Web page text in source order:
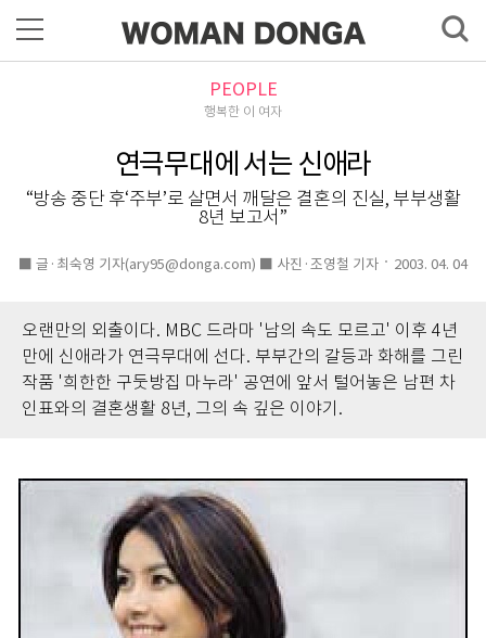
PEOPLE
행복한 이 여자
연극무대에 서는 신애라
“방송 중단 후‘주부’로 살면서 깨달은 결혼의 진실, 부부생활
8년 보고서”
■ 글·최숙영 기자(ary95@donga.com) ■ 사진·조영철 기자 2003. 04. 04
오랜만의 외출이다. MBC 드라마 '남의 속도 모르고' 이후 4년
만에 신애라가 연극무대에 선다. 부부간의 갈등과 화해를 그린
작품 '희한한 구둣방집 마누라' 공연에 앞서 털어놓은 남편 차
인표와의 결혼생활 8년, 그의 속 깊은 이야기.